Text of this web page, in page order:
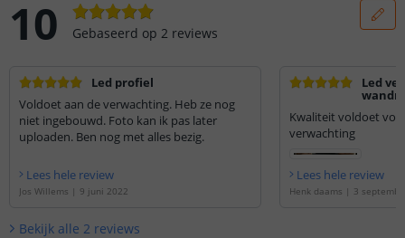
10 Gebaseerd op 2 reviews
Led profiel
Voldoet aan de verwachting. Heb ze nog
niet ingebouwd. Foto kan ik pas later
uploaden. Ben nog met alles bezig.
Lees hele review
Jos Willems | 9 juni 2022
Led
Kwaliteit voldoet
verwachting
Lees hele review
Henk daams | 3
Bekijk alle 2 reviews